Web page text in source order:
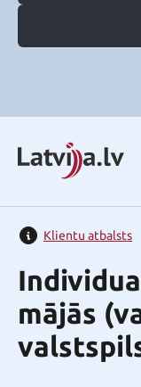
Klientu atbalsts
mājās